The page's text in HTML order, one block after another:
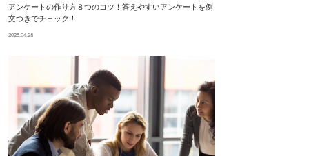
アンケートの作り方８つのコツ！答えやすいアンケートを例
文つきでチェック！
2025.04.28